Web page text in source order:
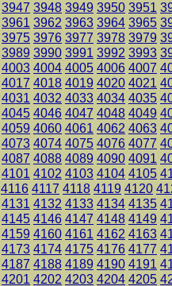
3947 3948 3949 3950 3951
3961 3962 3963 3964 3965
3975 3976 3977 3978 3979
3989 3990 3991 3992 3993
4003 4004 4005 4006 4007
4017 4018 4019 4020 4021
4031 4032 4033 4034 4035
4045 4046 4047 4048 4049
4059 4060 4061 4062 4063
4073 4074 4075 4076 4077
4087 4088 4089 4090 4091
4101 4102 4103 4104 4105
4116 4117 4118 4119 4120
4131 4132 4133 4134 4135
4145 4146 4147 4148 4149
4159 4160 4161 4162 4163
4173 4174 4175 4176 4177
4187 4188 4189 4190 4191
4201 4202 4203 4204 4205